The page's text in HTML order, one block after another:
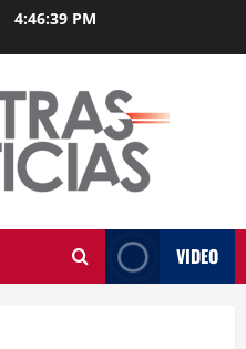
4:46:39 PM
VIDEO